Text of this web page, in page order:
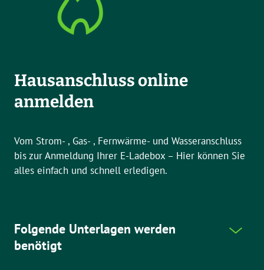
Hausanschluss online
anmelden
Vom Strom- , Gas- , Fernwärme- und Wasseranschluss
bis zur Anmeldung Ihrer E-Ladebox – Hier können Sie
alles einfach und schnell erledigen.
Folgende Unterlagen werden
benötigt